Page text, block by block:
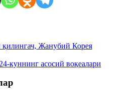
қилингач, Жанубий Корея
куннинг асосий воқеалари